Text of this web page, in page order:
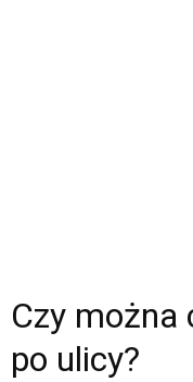
Czy można
po ulicy?